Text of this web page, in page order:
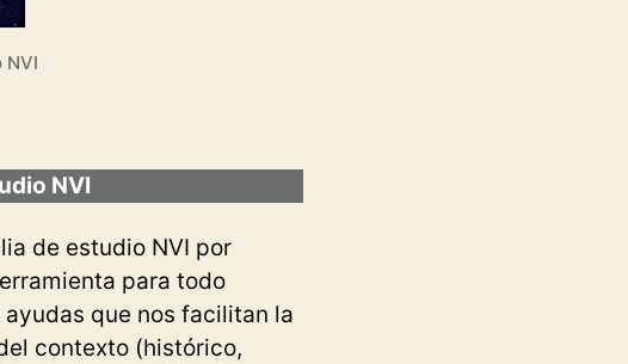
NVI
NVI
de estudio NVI por
para todo
que nos facilitan la
contexto (histórico,